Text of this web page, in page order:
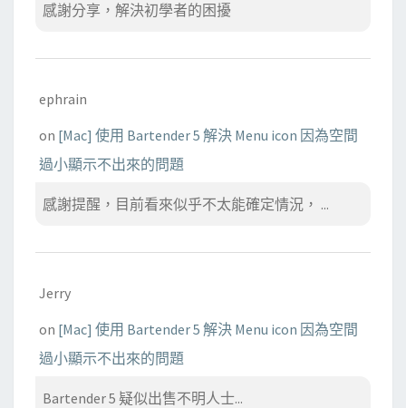
感謝分享，解決初學者的困擾
ephrain
on [Mac] 使用 Bartender 5 解決 Menu icon 因為空間
過小顯示不出來的問題
感謝提醒，目前看來似乎不太能確定情況， ...
Jerry
on [Mac] 使用 Bartender 5 解決 Menu icon 因為空間
過小顯示不出來的問題
Bartender 5 疑似出售不明人士...